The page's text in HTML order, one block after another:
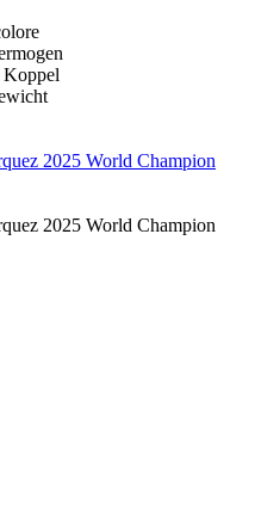
Koppel
2025 World Champion
2025 World Champion